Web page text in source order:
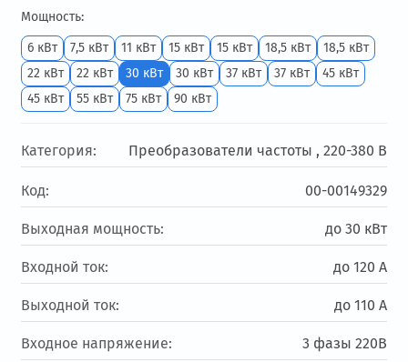
Мощность:
6 кВт
7,5 кВт 11 кВт 15 кВт 15 кВт 18,5 кВт
18,5 кВт
22 кВт
22 кВт 30 кВт 30 кВт 37 кВт 37 кВт
45 кВт
45 кВт
55 кВт 75 кВт 90 кВт
Категория: Преобразователи частоты , 220-380 В
Код: 00-00149329
Выходная мощность: до 30 кВт
Входной ток: до 120 А
Выходной ток: до 110 А
Входное напряжение: 3 фазы 220В